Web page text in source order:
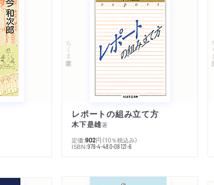
ちくま学芸文庫
レポートの組み立て方
木下是雄著
定価:902円 （10％税込み）
ISBN:978-4-480-08121-6
ち